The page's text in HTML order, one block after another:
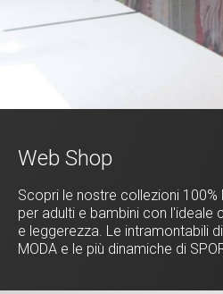
Web Shop
Scopri le nostre collezioni
per adulti e bambini con l'ideale
e leggerezza. Le intramontabili
MODA e le più dinamiche di